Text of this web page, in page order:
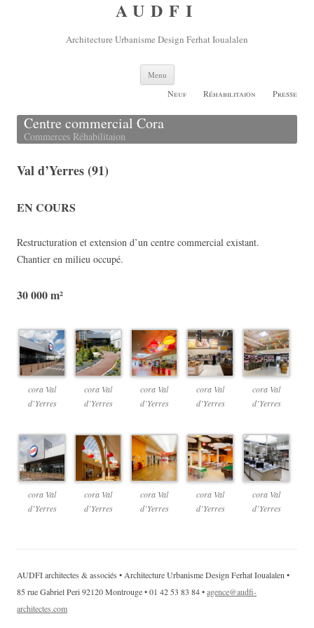
AUDFI
Architecture Urbanisme Design Ferhat Ioualalen
Menu Aller
contenu
principal
Neuf Réhabilitaion Presse
Centre commercial Cora
Commerces Réhabilitaion
Val d’Yerres (91)
EN COURS
Restructuration et extension d’un centre commercial existant.
Chantier en milieu occupé.
30 000 m²
cora Val
d’Yerres
cora Val
d’Yerres
cora Val
d’Yerres
cora Val
d’Yerres
cora Val
d’Yerres
cora Val
d’Yerres
cora Val
d’Yerres
cora Val
d’Yerres
cora Val
d’Yerres
cora Val
d’Yerres
AUDFI architectes & associés • Architecture Urbanisme Design Ferhat Ioualalen •
85 rue Gabriel Peri 92120 Montrouge • 01 42 53 83 84 •agence@audfi-
architectes.com